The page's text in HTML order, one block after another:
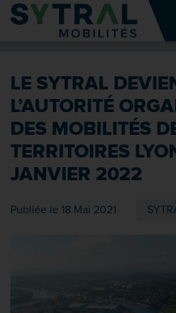
Contenu
Entête de page
Recherche
Pied de page
LE SYTRAL
L’AUTORITÉ
DES MOBILITÉS
TERRITOIRES
JANVIER 2022
Publiée le 18 Mai 2021